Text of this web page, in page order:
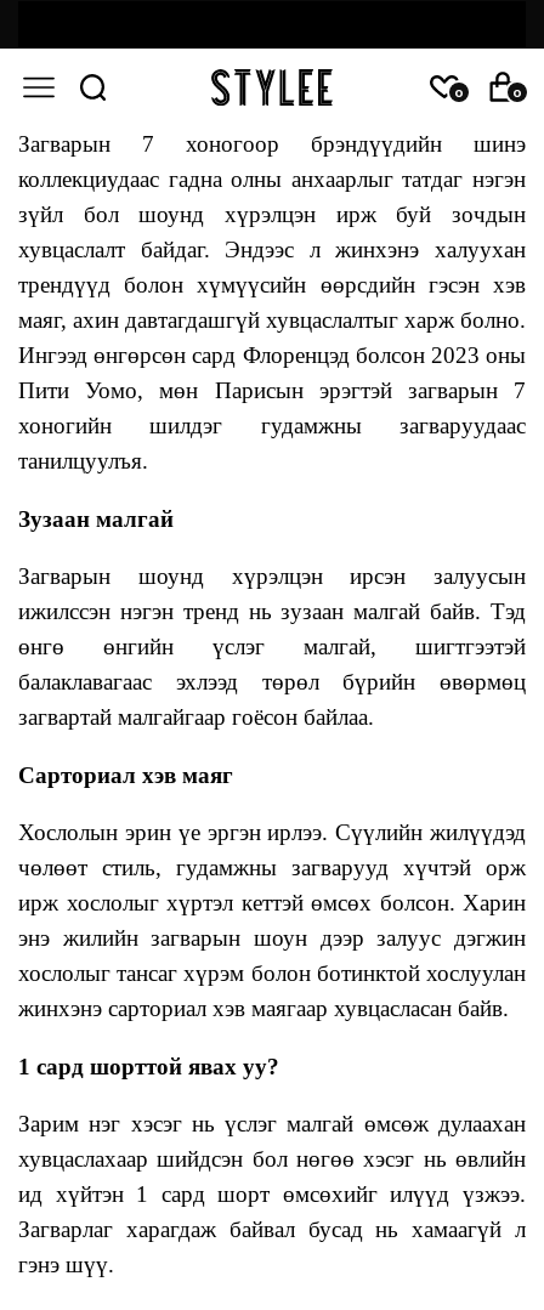
0 0
Загварын 7 хоногоор брэндүүдийн шинэ
коллекциудаас гадна олны анхаарлыг татдаг нэгэн
зүйл бол шоунд хүрэлцэн ирж буй зочдын
хувцаслалт байдаг. Эндээс л жинхэнэ халуухан
трендүүд болон хүмүүсийн өөрсдийн гэсэн хэв
маяг, ахин давтагдашгүй хувцаслалтыг харж болно.
Ингээд өнгөрсөн сард Флоренцэд болсон 2023 оны
Пити Уомо, мөн Парисын эрэгтэй загварын 7
хоногийн шилдэг гудамжны загваруудаас
танилцуулъя.
Зузаан малгай
Загварын шоунд хүрэлцэн ирсэн залуусын
ижилссэн нэгэн тренд нь зузаан малгай байв. Тэд
өнгө өнгийн үслэг малгай, шигтгээтэй
балаклавагаас эхлээд төрөл бүрийн өвөрмөц
загвартай малгайгаар гоёсон байлаа.
Сарториал хэв маяг
Хослолын эрин үе эргэн ирлээ. Сүүлийн жилүүдэд
чөлөөт стиль, гудамжны загварууд хүчтэй орж
ирж хослолыг хүртэл кеттэй өмсөх болсон. Харин
энэ жилийн загварын шоун дээр залуус дэгжин
хослолыг тансаг хүрэм болон ботинктой хослуулан
жинхэнэ сарториал хэв маягаар хувцасласан байв.
1 сард шорттой явах уу?
Зарим нэг хэсэг нь үслэг малгай өмсөж дулаахан
хувцаслахаар шийдсэн бол нөгөө хэсэг нь өвлийн
ид хүйтэн 1 сард шорт өмсөхийг илүүд үзжээ.
Загварлаг харагдаж байвал бусад нь хамаагүй л
гэнэ шүү.